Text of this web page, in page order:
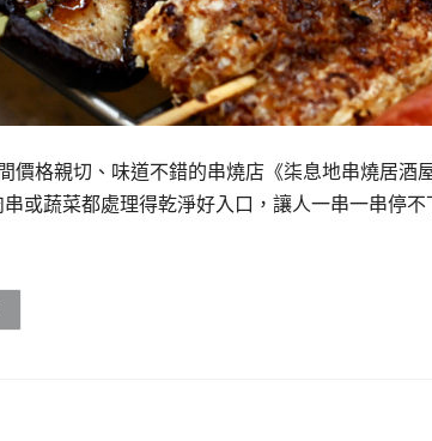
價格親切、味道不錯的串燒店《柒息地串燒居酒
或蔬菜都處理得乾淨好入口，讓人一串一串停